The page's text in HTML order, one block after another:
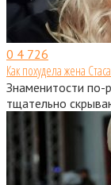
0 4 726
Как похудела жена
Знаменитости по-
тщательно